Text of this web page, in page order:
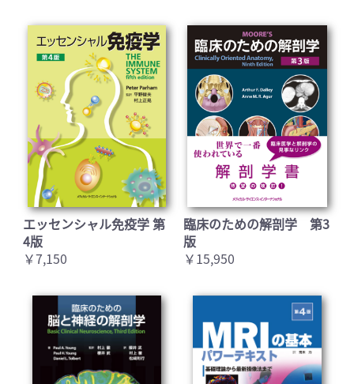
お買い物を続ける カートへ進む
エッセンシャル免疫学 第
4版
￥7,150
臨床のための解剖学 第3
版
￥15,950